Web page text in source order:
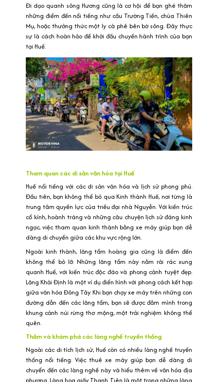
Đi dạo quanh sông Hương cũng là cơ hội để bạn ghé thăm
những điểm đến nổi tiếng như cầu Trường Tiền, chùa Thiên
Mụ, hoặc thưởng thức một ly cà phê bên bờ sông. Đây thực
sự là cách hoàn hảo để khởi đầu chuyến hành trình của bạn
tại Huế.
Tham quan các di sản văn hóa tại Huế
Huế nổi tiếng với các di sản văn hóa và lịch sử phong phú.
Đầu tiên, bạn không thể bỏ qua Kinh thành Huế, nơi từng là
trung tâm quyền lực của triều đại nhà Nguyễn. Với kiến trúc
cổ kính, hoành tráng và những câu chuyện lịch sử đáng kinh
ngạc, việc tham quan kinh thành bằng xe máy giúp bạn dễ
dàng di chuyển giữa các khu vực rộng lớn.
Ngoài kinh thành, lăng tẩm hoàng gia cũng là điểm đến
không thể bỏ lỡ. Những lăng tẩm này nằm rải rác xung
quanh Huế, với kiến trúc độc đáo và phong cảnh tuyệt đẹp.
Lăng Khải Định là một ví dụ điển hình với phong cách kết hợp
giữa văn hóa Đông Tây. Khi bạn chạy xe máy trên những con
đường dẫn đến các lăng tẩm, bạn sẽ được đắm mình trong
khung cảnh núi rừng thơ mộng, một trải nghiệm không thể
quên.
Thăm và khám phá các làng nghề truyền thống
Ngoài các di tích lịch sử, Huế còn có nhiều làng nghề truyền
thống nổi tiếng. Việc thuê xe máy giúp bạn dễ dàng di
chuyển đến các làng nghề này và hiểu thêm về văn hóa địa